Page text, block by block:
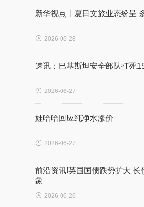
新华视点丨夏日文旅业态纷呈
 2026-06-28
速讯：巴基斯坦安全部队打死
 2026-06-27
娃哈哈回应纯净水涨价
 2026-06-27
前沿资讯!英国国债跌势扩大
象
 2026-06-26